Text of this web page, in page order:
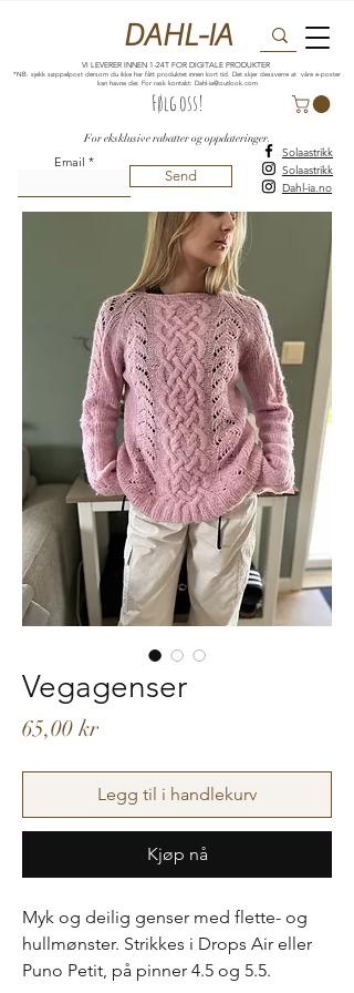
VI LEVERER INNEN 1-24T FOR DIGITALE PRODUKTER
*NB: sjekk søppelpost dersom du ikke har fått produktet innen kort tid. Det skjer dessverre at våre e-poster
kan havne der. For rask kontakt: Dahl-ia@outlook.com
DAHL-IA
For eksklusive rabatter og oppdateringer.
Følg oss!
Email
Send
Solaastrikk
Solaastrikk
Dahl-ia.no
Vegagenser
65,00 krPris
Legg til i handlekurv
Kjøp nå
Myk og deilig genser med flette- og
hullmønster. Strikkes i Drops Air eller
Puno Petit, på pinner 4.5 og 5.5.